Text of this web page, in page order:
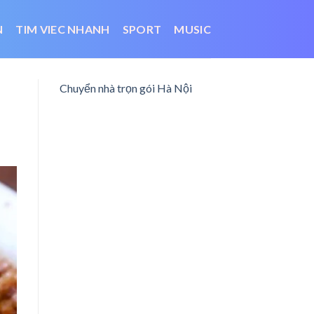
TIM VIEC NHANH SPORT MUSIC
Chuyển nhà trọn gói Hà Nội